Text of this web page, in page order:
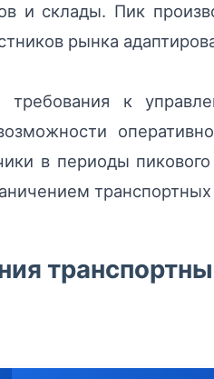
и склады. Пик
рынка
к
в периоды